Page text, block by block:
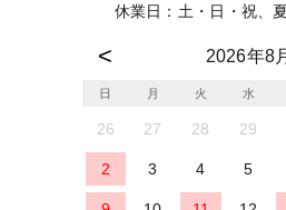
休業日：土・日・祝、
2026年8
日 月 火 水
26 27 28 29
2 3 4 5